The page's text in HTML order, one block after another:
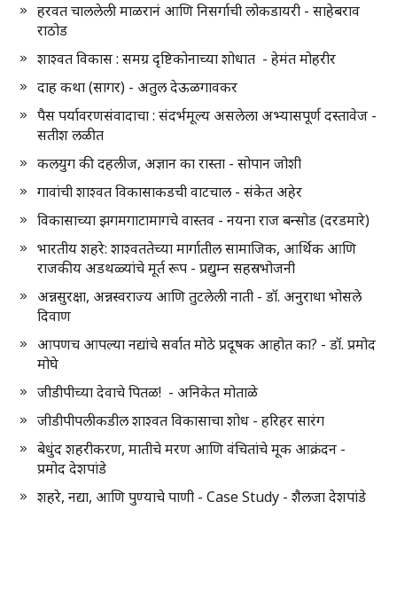
हरवत चाललेली माळरानं आणि निसर्गाची लोकडायरी - साहेबराव
राठोड
शाश्वत विकास : समग्र दृष्टिकोनाच्या शोधात - हेमंत मोहरीर
दाह कथा (सागर) - अतुल देऊळगावकर
पैस पर्यावरणसंवादाचा : संदर्भमूल्य असलेला अभ्यासपूर्ण दस्तावेज -
सतीश लळीत
कलयुग की दहलीज, अज्ञान का रास्ता - सोपान जोशी
गावांची शाश्वत विकासाकडची वाटचाल - संकेत अहेर
विकासाच्या झगमगाटामागचे वास्तव - नयना राज बन्सोड (दरडमारे)
भारतीय शहरे: शाश्वततेच्या मार्गातील सामाजिक, आर्थिक आणि
राजकीय अडथळ्यांचे मूर्त रूप - प्रद्युम्न सहस्रभोजनी
अन्नसुरक्षा, अन्नस्वराज्य आणि तुटलेली नाती - डॉ. अनुराधा भोसले
दिवाण
आपणच आपल्या नद्यांचे सर्वात मोठे प्रदूषक आहोत का? - डॉ. प्रमोद
मोघे
जीडीपीच्या देवाचे पितळ! - अनिकेत मोताळे
जीडीपीपलीकडील शाश्वत विकासाचा शोध - हरिहर सारंग
बेधुंद शहरीकरण, मातीचे मरण आणि वंचितांचे मूक आक्रंदन -
प्रमोद देशपांडे
शहरे, नद्या, आणि पुण्याचे पाणी - Case Study - शैलजा देशपांडे